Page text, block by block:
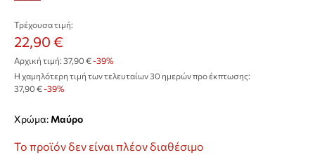
Τρέχουσα τιμή:
22,90 €
Αρχική τιμή: 37,90 €-39%
Η χαμηλότερη τιμή των τελευταίων 30 ημερών προ έκπτωσης:
37,90 € -39%
Χρώμα: μαύρο
Το προϊόν δεν είναι πλέον διαθέσιμο